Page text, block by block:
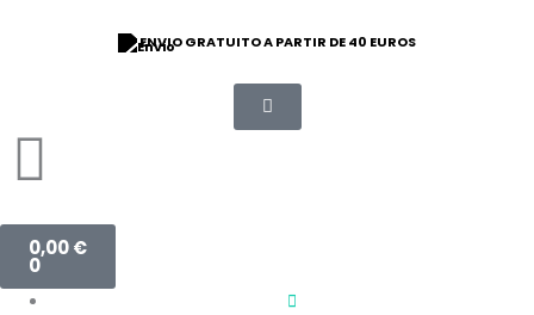
ENVIO GRATUITO A PARTIR DE 40 EUROS
0,00€
0
Carrinho